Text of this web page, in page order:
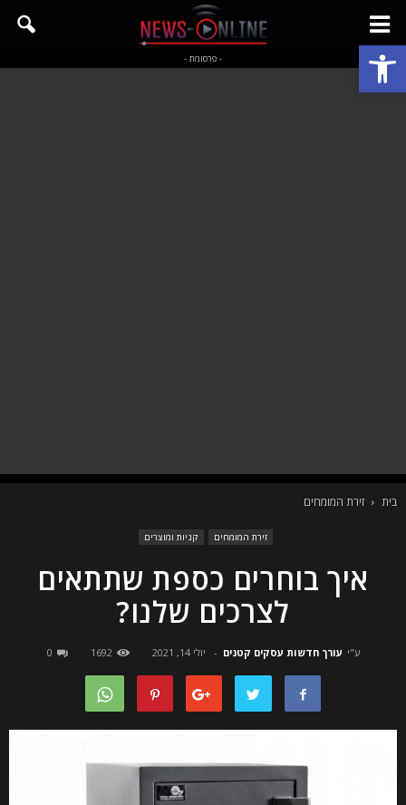
פתח סרגל נגישות - פרסומת -
בית זירת המומחים
זירת המומחים קניות ומוצרים
איך בוחרים כספת שתתאים
לצרכים שלנו?
ע"י עורך חדשות עסקים קטנים - יולי 14, 2021 1692
0